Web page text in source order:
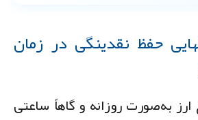
حفظ نقدینگی در زمان
به‌صورت روزانه و گاهاً ساعتی